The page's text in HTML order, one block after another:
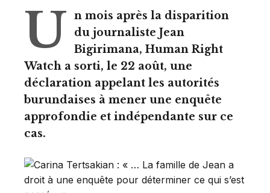
U n mois après la disparition
du journaliste Jean
Bigirimana, Human Right
Watch a sorti, le 22 août, une
déclaration appelant les autorités
burundaises à mener une enquête
approfondie et indépendante sur ce
cas.